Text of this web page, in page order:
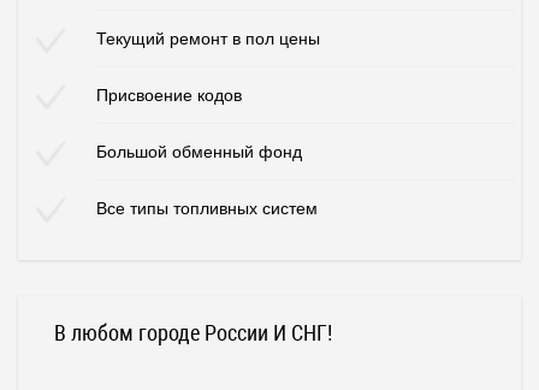
Текущий ремонт в пол цены
Присвоение кодов
Большой обменный фонд
Все типы топливных систем
В любом городе России И СНГ!